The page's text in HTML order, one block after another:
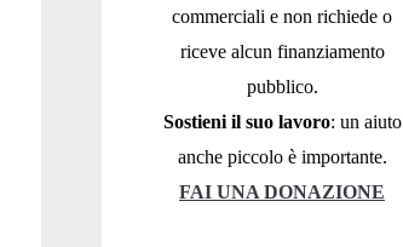
commerciali e non richiede o
riceve alcun finanziamento
pubblico.
Sostieni il suo lavoro: un aiuto
anche piccolo è importante.
FAI UNA DONAZIONE